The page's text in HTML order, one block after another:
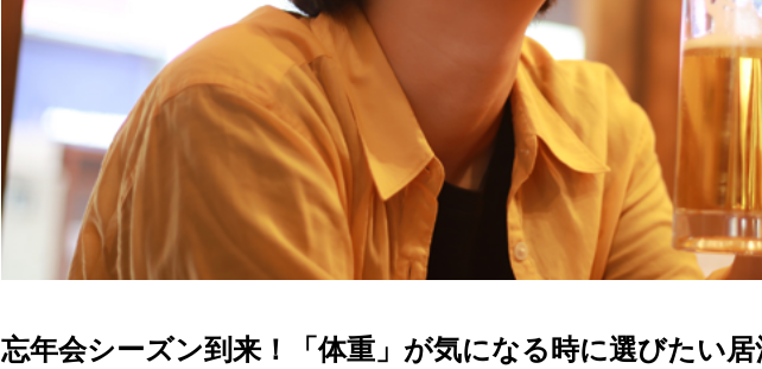
忘年会シーズン到来！「体重」が気になる時に選びたい居